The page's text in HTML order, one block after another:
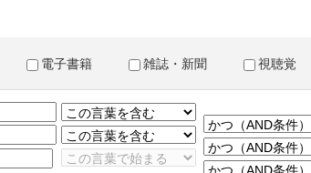
電子書籍 雑誌・新聞 視聴覚